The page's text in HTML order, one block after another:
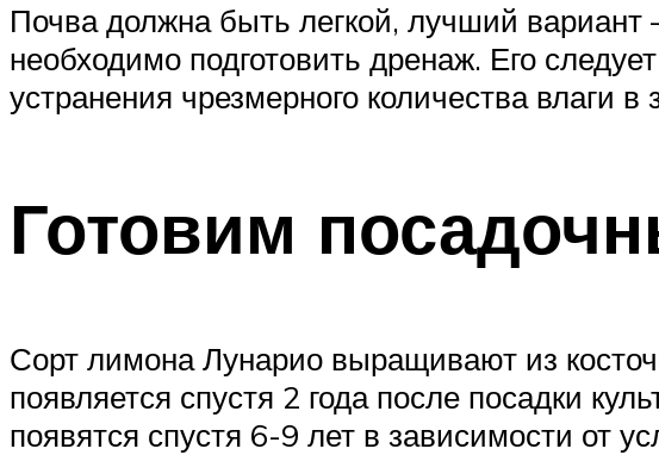
Почва должна быть легкой, лучший вариант
необходимо подготовить дренаж. Его
устранения чрезмерного количества влаги в
Готовим
Сорт лимона Лунарио выращивают из
появляется спустя 2 года после посадки
появятся спустя 6-9 лет в зависимости от